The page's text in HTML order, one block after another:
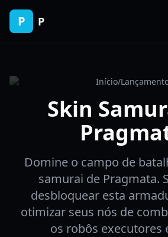
P P
Início/
Skin
Domine o campo de
samurai de Pragmata.
desbloquear esta
otimizar seus nós de
os robôs executores